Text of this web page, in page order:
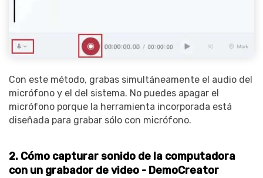
Con este método, grabas simultáneamente el audio del
micrófono y el del sistema. No puedes apagar el
micrófono porque la herramienta incorporada está
diseñada para grabar sólo con micrófono.
2. Cómo capturar sonido de la computadora
con un grabador de video - DemoCreator